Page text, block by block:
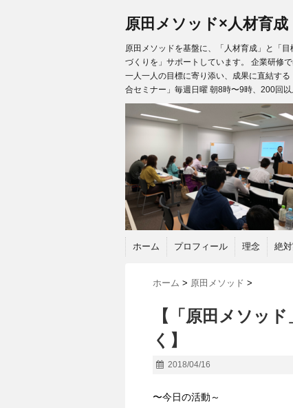
原田メソッド×人材育
原田メソッドを基盤に、「人材育成」と「
づくりを」サポートしています。 企業研修
一人一人の目標に寄り添い、成果に直結す
合セミナー」毎週日曜 朝8時〜9時、200回以
ホーム プロフィール 理念 絶
ホーム > 原田メソッド >
【「原田メソッ
く】
2018/04/16
〜今日の活動～